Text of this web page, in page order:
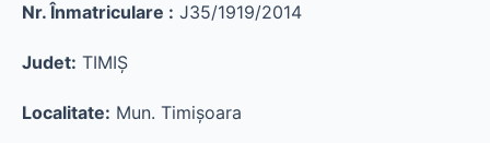
Nr. Înmatriculare : J35/1919/2014
Judet: TIMIŞ
Localitate: Mun. Timişoara